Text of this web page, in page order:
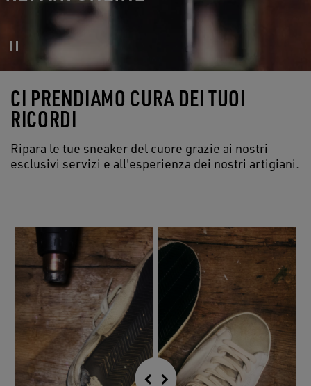
CI PRENDIAMO CURA DEI TUOI
RICORDI
Ripara le tue sneaker del cuore grazie ai nostri
esclusivi servizi e all'esperienza dei nostri artigiani.